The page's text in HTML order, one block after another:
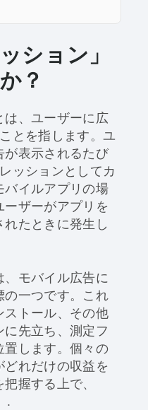
ション」
？
は、ユーザーに広
とを指します。ユ
が表示されるたび
ッションとしてカ
バイルアプリの場
ザーがアプリを
たときに発生し
モバイル広告に
の一つです。これ
ストール、その他
先立ち、測定フ
置します。個々の
れだけの収益を
握する上で、
.